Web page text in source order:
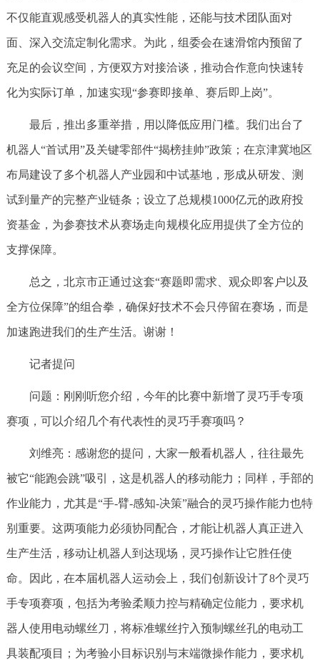
不仅能直观感受机器人的真实性能，还能与技术团队面对
面、深入交流定制化需求。为此，组委会在速滑馆内预留了
充足的会议空间，方便双方对接洽谈，推动合作意向快速转
化为实际订单，加速实现“参赛即接单、赛后即上岗”。
最后，推出多重举措，用以降低应用门槛。我们出台了
机器人“首试用”及关键零部件“揭榜挂帅”政策；在京津冀地区
布局建设了多个机器人产业园和中试基地，形成从研发、测
试到量产的完整产业链条；设立了总规模1000亿元的政府投
资基金，为参赛技术从赛场走向规模化应用提供了全方位的
支撑保障。
总之，北京市正通过这套“赛题即需求、观众即客户以及
全方位保障”的组合拳，确保好技术不会只停留在赛场，而是
加速跑进我们的生产生活。谢谢！
记者提问
问题：刚刚听您介绍，今年的比赛中新增了灵巧手专项
赛项，可以介绍几个有代表性的灵巧手赛项吗？
刘维亮： 感谢您的提问，大家一般看机器人，往往最先
被它“能跑会跳”吸引，这是机器人的移动能力；同样，手部的
作业能力，尤其是“手-臂-感知-决策”融合的灵巧操作能力也特
别重要。这两项能力必须协同配合，才能让机器人真正进入
生产生活，移动让机器人到达现场，灵巧操作让它胜任使
命。因此，在本届机器人运动会上，我们创新设计了8个灵巧
手专项赛项，包括为考验柔顺力控与精确定位能力，要求机
器人使用电动螺丝刀，将标准螺丝拧入预制螺丝孔的电动工
具装配项目；为考验小目标识别与末端微操作能力，要求机